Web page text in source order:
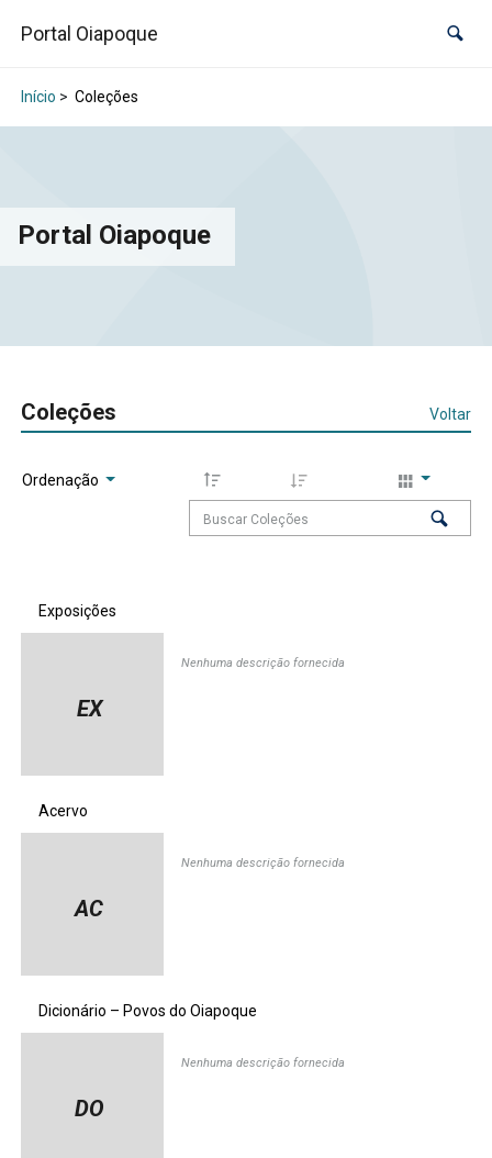
Portal Oiapoque
Início > Coleções
Portal Oiapoque
Coleções Voltar
Ordenação
Exposições
EX
Nenhuma descrição fornecida
Acervo
AC
Nenhuma descrição fornecida
Dicionário – Povos do Oiapoque
DO
Nenhuma descrição fornecida